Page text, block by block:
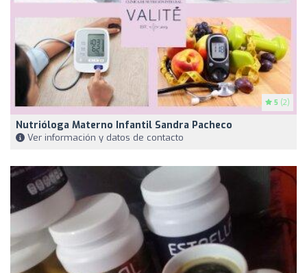
5 (2)
Nutrióloga Materno Infantil Sandra Pacheco
Ver información y datos de contacto